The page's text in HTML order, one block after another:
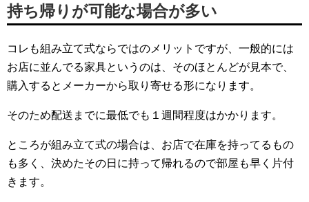
持ち帰りが可能な場合が多い
コレも組み立て式ならではのメリットですが、一般的には
お店に並んでる家具というのは、そのほとんどが見本で、
購入するとメーカーから取り寄せる形になります。
そのため配送までに最低でも１週間程度はかかります。
ところが組み立て式の場合は、お店で在庫を持ってるもの
も多く、決めたその日に持って帰れるので部屋も早く片付
きます。